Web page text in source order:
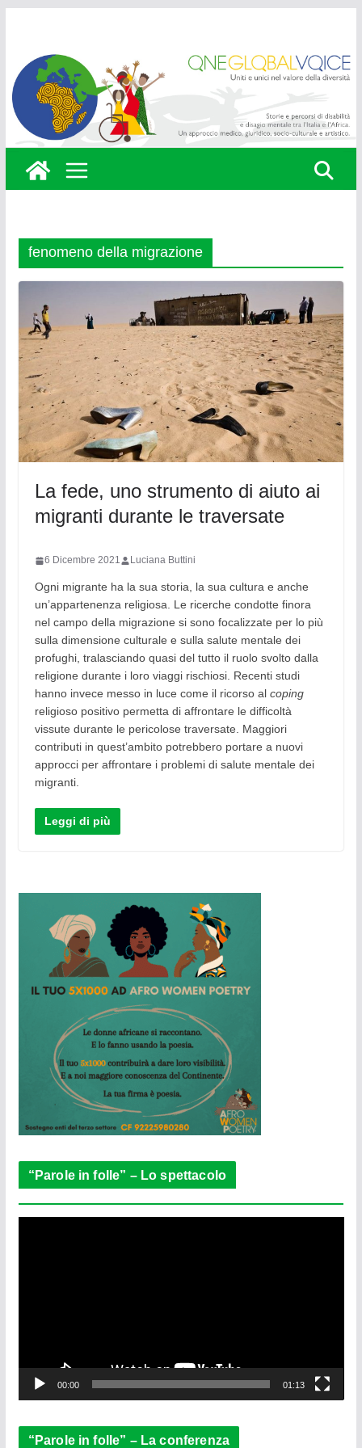
content
fenomeno della migrazione
La fede, uno strumento di aiuto ai
migranti durante le traversate
6 Dicembre 2021 Luciana Buttini
Ogni migrante ha la sua storia, la sua cultura e anche
un’appartenenza religiosa. Le ricerche condotte finora
nel campo della migrazione si sono focalizzate per lo più
sulla dimensione culturale e sulla salute mentale dei
profughi, tralasciando quasi del tutto il ruolo svolto dalla
religione durante i loro viaggi rischiosi. Recenti studi
hanno invece messo in luce come il ricorso al coping
religioso positivo permetta di affrontare le difficoltà
vissute durante le pericolose traversate. Maggiori
contributi in quest’ambito potrebbero portare a nuovi
approcci per affrontare i problemi di salute mentale dei
migranti.
Leggi di più
“Parole in folle” – Lo spettacolo
y
r
00:00 01:13
“Parole in folle” – La conferenza